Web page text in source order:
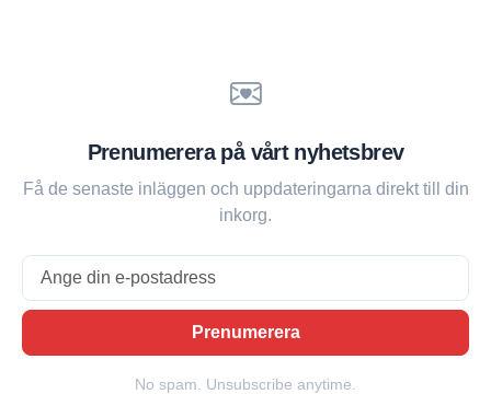
Prenumerera på vårt nyhetsbrev
Få de senaste inläggen och uppdateringarna direkt till din
inkorg.
Prenumerera
No spam. Unsubscribe anytime.